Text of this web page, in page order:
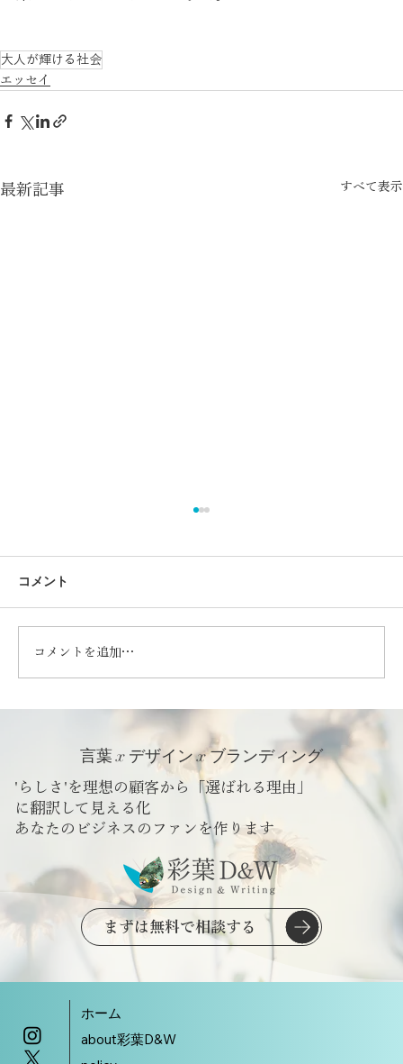
言葉 x デザイン x ブランディング
'らしさ'を理想の顧客から「選ばれる理由」
に翻訳して見える化
​あなたのビジネスのファンを作ります
まずは無料で相談する
大人が輝ける社会
エッセイ
最新記事 すべて表示
日本の食66「昔ながらの塩」 | さくっとフ
コメント
コメントを追加…
ホーム
about彩葉D&W